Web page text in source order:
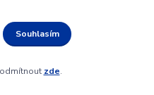
Souhlasím
zde.